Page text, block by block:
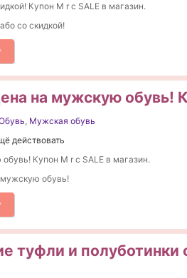
Купон M r c SALE в магазин.
со скидкой!
на мужскую обувь!
, Мужская обувь
действовать
Купон M r c SALE в магазин.
обувь!
туфли и полуботинки